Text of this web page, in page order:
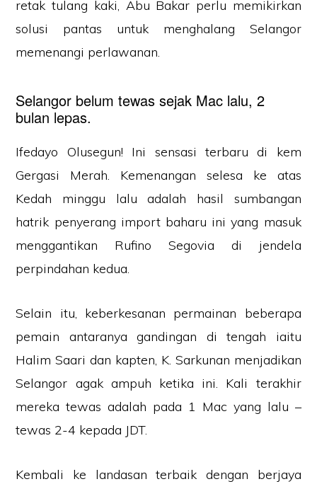
retak tulang kaki, Abu Bakar perlu memikirkan
solusi pantas untuk menghalang Selangor
memenangi perlawanan.
Selangor belum tewas sejak Mac lalu, 2
bulan lepas.
Ifedayo Olusegun! Ini sensasi terbaru di kem
Gergasi Merah. Kemenangan selesa ke atas
Kedah minggu lalu adalah hasil sumbangan
hatrik penyerang import baharu ini yang masuk
menggantikan Rufino Segovia di jendela
perpindahan kedua.
Selain itu, keberkesanan permainan beberapa
pemain antaranya gandingan di tengah iaitu
Halim Saari dan kapten, K. Sarkunan menjadikan
Selangor agak ampuh ketika ini. Kali terakhir
mereka tewas adalah pada 1 Mac yang lalu –
tewas 2-4 kepada JDT.
Kembali ke landasan terbaik dengan berjaya